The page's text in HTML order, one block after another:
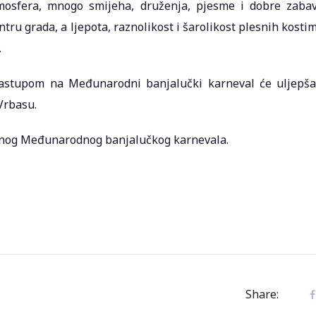
mnogo smijeha, druženja, pjesme i dobre
grada, a ljepota, raznolikost i šarolikost plesnih
na Međunarodni banjalučki karneval će
Međunarodnog banjalučkog karnevala.
Share: